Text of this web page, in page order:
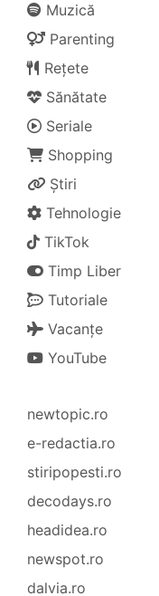
Muzică
Parenting
Rețete
Sănătate
Seriale
Shopping
Știri
Tehnologie
TikTok
Timp Liber
Tutoriale
Vacanțe
YouTube
newtopic.ro
e-redactia.ro
stiripopesti.ro
decodays.ro
headidea.ro
newspot.ro
dalvia.ro